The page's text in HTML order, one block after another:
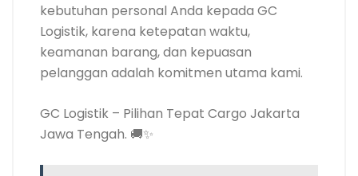
kebutuhan personal Anda kepada GC
Logistik, karena ketepatan waktu,
keamanan barang, dan kepuasan
pelanggan adalah komitmen utama kami.
GC Logistik – Pilihan Tepat Cargo Jakarta
Jawa Tengah. 🚚✨